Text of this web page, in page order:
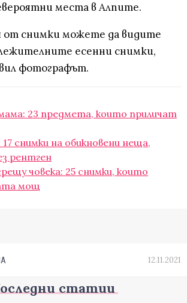
места в Алпите.
от снимки можете да видите
есенни снимки,
фотографът.
23 предмета, които приличат
снимки на обикновени неща,
рентген
човека: 25 снимки, които
мощ
12.11.2021
статии